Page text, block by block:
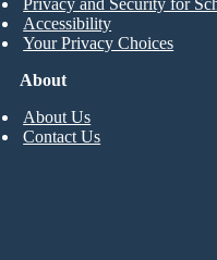
About
About Us
Contact Us
Privacy and Security for
Accessibility
Your Privacy Choices